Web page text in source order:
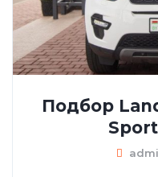
Подбор